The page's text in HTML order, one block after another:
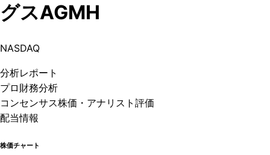
グスAGMH
NASDAQ
分析レポート
プロ 財務分析
コンセンサス株価 ・アナリスト評価
配当情報
株価チャート